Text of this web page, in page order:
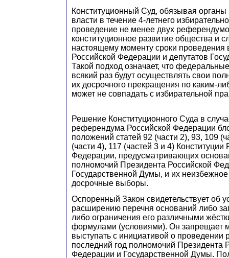
Конституционный Суд, обязывая органы
власти в течение 4-летнего
проведение не менее двух
конституционное развитие общества и
настоящему моменту сроки проведения
Российской Федерации и депутатов
Такой подход означает, что
всякий раз будут осуществлять свои
их досрочного прекращения по каким-
может не совпадать с избирательной
Решение Конституционного Суда в
референдума Российской Федерации
положений статей 92 (части 2), 93, 109
(части 4), 117 (частей 3 и 4) Конституции
Федерации, предусматривающих
полномочий Президента Российской
Государственной Думы, и их
досрочные выборы.
Оспоренный Закон свидетельствует об
расширению перечня оснований либо
либо ограничения его различными
формулами (условиями). Он запрещает
выступать с инициативой о проведении
последний год полномочий Президента
Федерации и Государственной Думы.